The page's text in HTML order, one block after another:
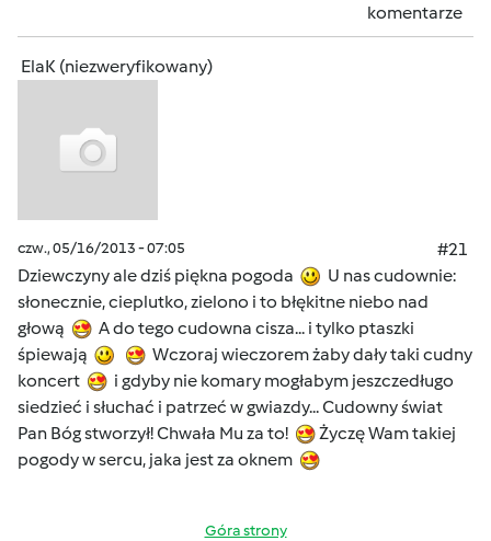
komentarze
ElaK (niezweryfikowany)
czw., 05/16/2013 - 07:05
#21
Dziewczyny ale dziś piękna pogoda
U nas cudownie:
słonecznie, cieplutko, zielono i to błękitne niebo nad
głową
A do tego cudowna cisza... i tylko ptaszki
śpiewają
Wczoraj wieczorem żaby dały taki cudny
koncert
i gdyby nie komary mogłabym jeszczedługo
siedzieć i słuchać i patrzeć w gwiazdy... Cudowny świat
Pan Bóg stworzył! Chwała Mu za to!
Życzę Wam takiej
pogody w sercu, jaka jest za oknem
Góra strony